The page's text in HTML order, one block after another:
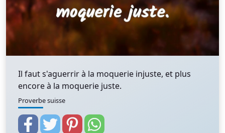
Il faut s'aguerrir à la moquerie injuste, et plus
encore à la moquerie juste.
Proverbe suisse